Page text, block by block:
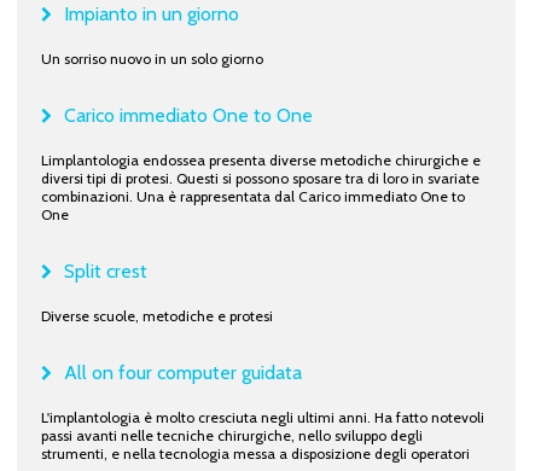
Impianto in un giorno
Un sorriso nuovo in un solo giorno
Carico immediato One to One
Limplantologia endossea presenta diverse metodiche chirurgiche e
diversi tipi di protesi. Questi si possono sposare tra di loro in svariate
combinazioni. Una è rappresentata dal Carico immediato One to
One
Split crest
Diverse scuole, metodiche e protesi
All on four computer guidata
L'implantologia è molto cresciuta negli ultimi anni. Ha fatto notevoli
passi avanti nelle tecniche chirurgiche, nello sviluppo degli
strumenti, e nella tecnologia messa a disposizione degli operatori